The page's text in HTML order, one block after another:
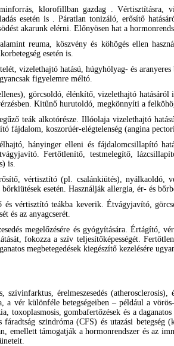
klorofillban gazdag . Vértisztításra,
esetén is . Páratlan tonizáló, erősítő
akarunk elérni. Előnyösen hat a
reuma, köszvény és köhögés ellen
esetén is.
vizelethajtó hatású, húgyhólyag- és
figyelemre méltó.
görcsoldó, élénkítő, vizelethajtó
Kitűnő hurutoldó, megkönnyíti a
teák alkotórésze. Illóolaja vizelethajtó
fájdalom, koszorúér-elégtelenség (angina
hányinger elleni és fájdalomcsillapító
Fertőtlenítő, testmelegítő,
is.
vértisztító (pl. csalánkiütés), nyálkaoldó,
bőrkiütések esetén. Használják allergia, ér- és
és vértisztító teákba keverik. Étvágyjavító,
és az anyagcserét.
megelőzésére és gyógyítására. Értágító,
fokozza a szív teljesítőképességét.
megbetegedések kiegészítő kezelésére
szívinfarktus, érelmeszesedés
a vér különféle betegségeiben – például a
toxoplasmosis, gombafertőzések és a
szindróma (CFS) és utazási betegség
emellett támogatják a hormonrendszer és az